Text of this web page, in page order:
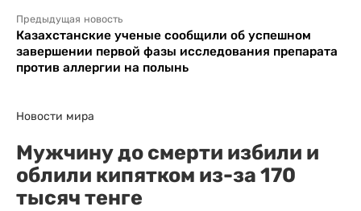
Предыдущая новость
Казахстанские ученые сообщили об успешном
завершении первой фазы исследования препарата
против аллергии на полынь
Новости мира
Мужчину до смерти избили и
облили кипятком из-за 170
тысяч тенге